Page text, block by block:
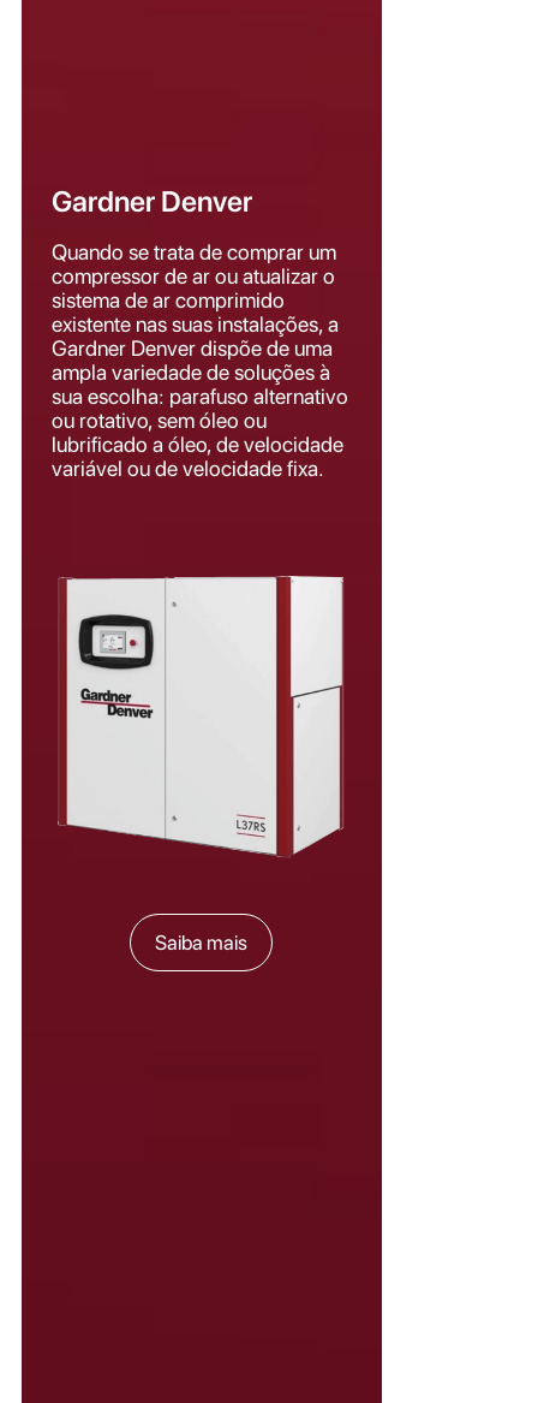
Gardner Denver
Quando se trata de comprar um
compressor de ar ou atualizar o
sistema de ar comprimido
existente nas suas instalações, a
Gardner Denver dispõe de uma
ampla variedade de soluções à
sua escolha: parafuso alternativo
ou rotativo, sem óleo ou
lubrificado a óleo, de velocidade
variável ou de velocidade fixa.
Saiba mais